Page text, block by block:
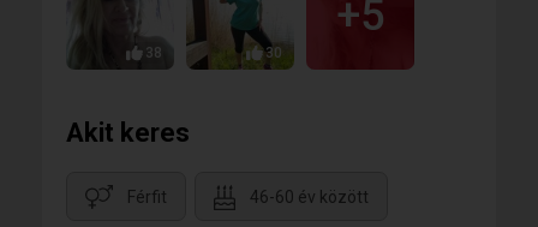
38 30
+5
Akit keres
Férfit 46-60 év között